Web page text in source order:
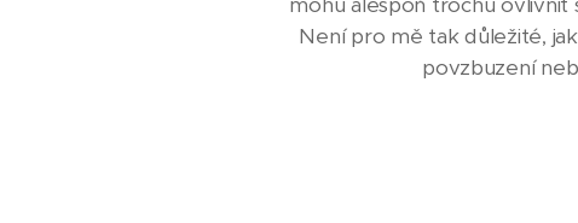
Není pro mě tak důležité,
povzbuzení